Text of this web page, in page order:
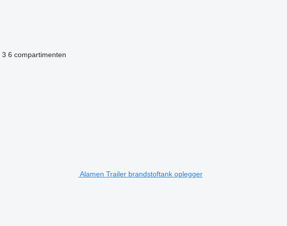
3 6 compartimenten
Alamen Trailer brandstoftank oplegger